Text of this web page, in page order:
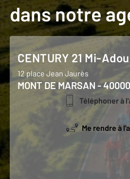
dans notre
CENTURY 21 Mi-
12 place Jean Jaurès
MONT DE MARSAN - 40000
Téléphoner à
Me rendre à